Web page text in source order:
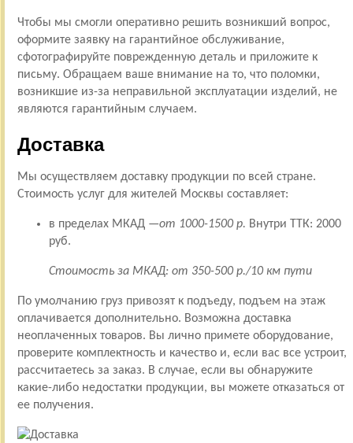
Чтобы мы смогли оперативно решить возникший вопрос,
оформите заявку на гарантийное обслуживание,
сфотографируйте поврежденную деталь и приложите к
письму. Обращаем ваше внимание на то, что поломки,
возникшие из-за неправильной эксплуатации изделий, не
являются гарантийным случаем.
Доставка
Мы осуществляем доставку продукции по всей стране.
Стоимость услуг для жителей Москвы составляет:
в пределах МКАД —от 1000-1500 р. Внутри ТТК: 2000
руб.
Стоимость за МКАД: от 350-500 р./10 км пути
По умолчанию груз привозят к подъеду, подъем на этаж
оплачивается дополнительно. Возможна доставка
неоплаченных товаров. Вы лично примете оборудование,
проверите комплектность и качество и, если вас все устроит,
рассчитаетесь за заказ. В случае, если вы обнаружите
какие-либо недостатки продукции, вы можете отказаться от
ее получения.